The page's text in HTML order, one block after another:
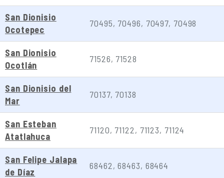
San Dionisio
Ocotepec
70495, 70496, 70497, 70498
San Dionisio
Ocotlán
71526, 71528
San Dionisio del
Mar
70137, 70138
San Esteban
Atatlahuca
71120, 71122, 71123, 71124
San Felipe Jalapa
de Díaz
68462, 68463, 68464